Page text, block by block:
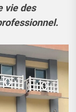
vie des